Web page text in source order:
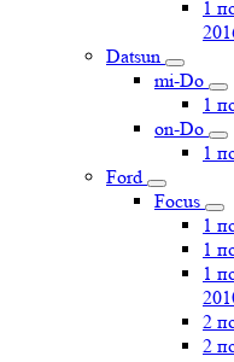
1
Datsun
mi-Do
1
on-Do
1
Ford
Focus
1
1
1
2
2